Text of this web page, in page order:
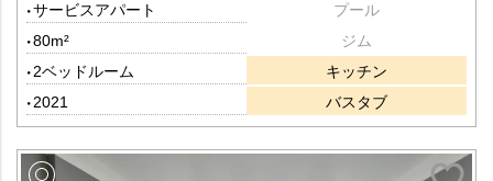
サービスアパート
80m²
2ベッドルーム
2021
プール
ジム
キッチン
バスタブ